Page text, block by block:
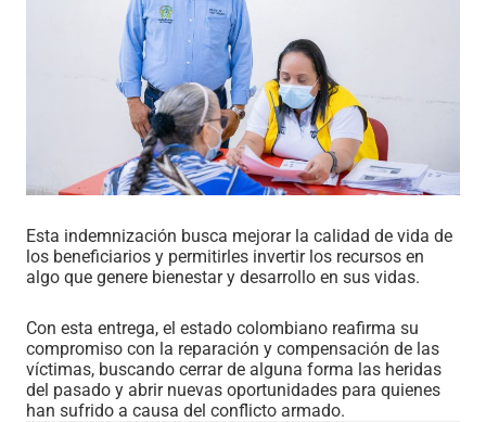
Esta indemnización busca mejorar la calidad de vida de
los beneficiarios y permitirles invertir los recursos en
algo que genere bienestar y desarrollo en sus vidas.
Con esta entrega, el estado colombiano reafirma su
compromiso con la reparación y compensación de las
víctimas, buscando cerrar de alguna forma las heridas
del pasado y abrir nuevas oportunidades para quienes
han sufrido a causa del conflicto armado.